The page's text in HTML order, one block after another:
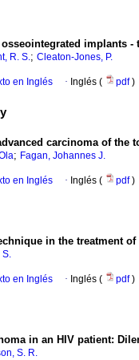
implants -
R. S.; Cleaton-Jones, P.
en Inglés · Inglés ( pdf)
carcinoma of the
; Fagan, Johannes J.
en Inglés · Inglés ( pdf)
in the treatment
S.
en Inglés · Inglés ( pdf)
in an HIV patient:
S. R.